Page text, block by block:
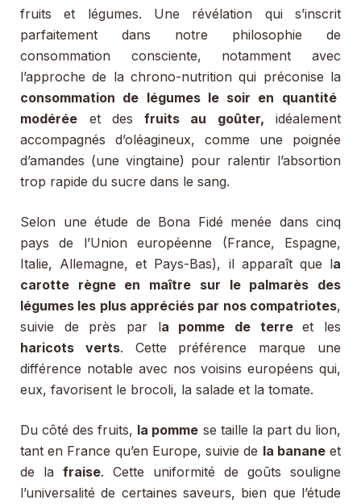
fruits et légumes. Une révélation qui s’inscrit
parfaitement dans notre philosophie de
consommation consciente, notamment avec
l’approche de la chrono-nutrition qui préconise la
consommation de légumes le soir en quantité
modérée et des fruits au goûter, idéalement
accompagnés d’oléagineux, comme une poignée
d’amandes (une vingtaine) pour ralentir l’absortion
trop rapide du sucre dans le sang.
Selon une étude de Bona Fidé menée dans cinq
pays de l’Union européenne (France, Espagne,
Italie, Allemagne, et Pays-Bas), il apparaît que la
carotte règne en maître sur le palmarès des
légumes les plus appréciés par nos compatriotes,
suivie de près par la pomme de terreet les
haricots verts. Cette préférence marque une
différence notable avec nos voisins européens qui,
eux, favorisent le brocoli, la salade et la tomate.
Du côté des fruits, la pomme se taille la part du lion,
tant en France qu’en Europe, suivie de la bananeet
de la fraise. Cette uniformité de goûts souligne
l’universalité de certaines saveurs, bien que l’étude